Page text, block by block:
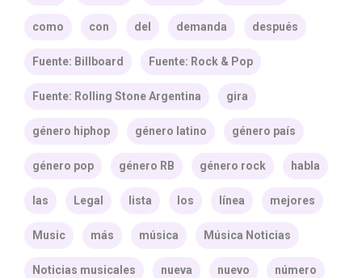
como con del demanda después
Fuente: Billboard Fuente: Rock & Pop
Fuente: Rolling Stone Argentina gira
género hiphop género latino género país
género pop género RB género rock habla
las Legal lista los línea mejores
Music más música Música Noticias
Noticias musicales nueva nuevo número